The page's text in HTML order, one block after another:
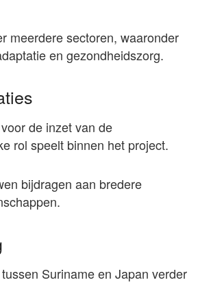
meerdere sectoren, waaronder
en gezondheidszorg.
de inzet van de
rol speelt binnen het project.
bijdragen aan bredere
Suriname en Japan verder